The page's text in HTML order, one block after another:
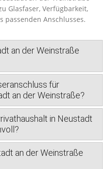
Glasfaser, Verfügbarkeit,
passenden Anschlusses.
an der Weinstraße
für
an der Weinstraße?
in Neustadt
an der Weinstraße